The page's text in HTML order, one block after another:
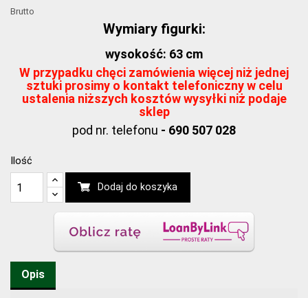
Brutto
Wymiary figurki:
wysokość: 63 cm
W przypadku chęci zamówienia więcej niż jednej
sztuki prosimy o kontakt telefoniczny w celu
ustalenia niższych kosztów wysyłki niż podaje
sklep
pod nr. telefonu - 690 507 028
Ilość
Dodaj do koszyka
Opis